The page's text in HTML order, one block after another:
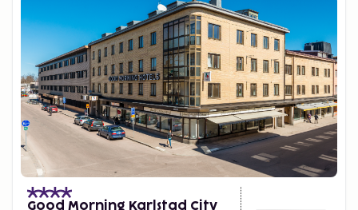
Good Morning Karlstad City